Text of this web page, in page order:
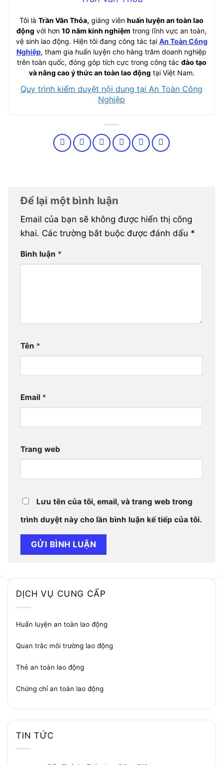
Tôi là Trần Văn Thỏa, giảng viên huấn luyện an toàn lao
động với hơn 10 năm kinh nghiệm trong lĩnh vực an toàn,
vệ sinh lao động. Hiện tôi đang công tác tại An Toàn Công
Nghiệp, tham gia huấn luyện cho hàng trăm doanh nghiệp
trên toàn quốc, đóng góp tích cực trong công tác đào tạo
và nâng cao ý thức an toàn lao động tại Việt Nam.
Quy trình kiểm duyệt nội dung tại An Toàn Công
Nghiệp
Để lại một bình luận
Email của bạn sẽ không được hiển thị công
khai. Các trường bắt buộc được đánh dấu *
Bình luận *
Tên *
Email *
Trang web
Lưu tên của tôi, email, và trang web trong
trình duyệt này cho lần bình luận kế tiếp của tôi.
DỊCH VỤ CUNG CẤP
Huấn luyện an toàn lao động
Quan trắc môi trường lao động
Thẻ an toàn lao động
Chứng chỉ an toàn lao động
TIN TỨC